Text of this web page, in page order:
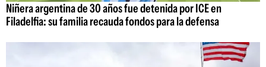
Niñera argentina de 30 años fue detenida por ICE en
Filadelfia: su familia recauda fondos para la defensa